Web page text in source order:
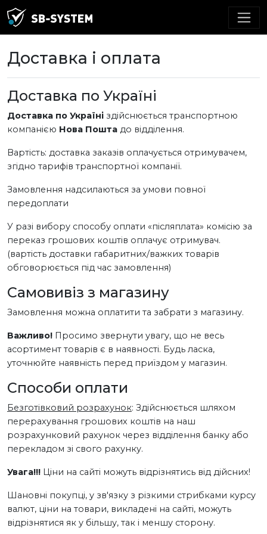
Доставка і оплата
Доставка по Україні
Доставка по Україні здійснюється транспортною
компанією Нова Пошта до відділення.
Вартість: доставка заказів оплачується отримувачем,
згідно тарифів транспортної компанії.
Замовлення надсилаються за умови повної
передоплати
У разі вибору способу оплати «післяплата» комісію за
переказ грошових коштів оплачує отримувач.
(вартість доставки габаритних/важких товарів
обговорюється під час замовлення)
Самовивіз з магазину
Замовлення можна оплатити та забрати з магазину.
Важливо! Просимо звернути увагу, що не весь
асортимент товарів є в наявності. Будь ласка,
уточнюйте наявність перед приїздом у магазин.
Способи оплати
Безготівковий розрахунок: Здійснюється шляхом
перерахування грошових коштів на наш
розрахунковий рахунок через відділення банку або
перекладом зі свого рахунку.
Увага!!! Ціни на сайті можуть відрізнятись від дійсних!
Шановні покупці, у зв'язку з різкими стрибками курсу
валют, ціни на товари, викладені на сайті, можуть
відрізнятися як у більшу, так і меншу сторону.